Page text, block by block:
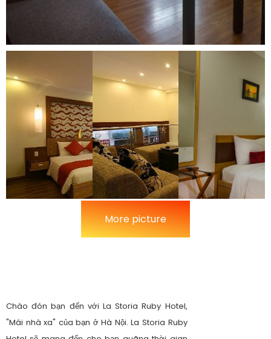
More picture
Chào đón bạn đến với La Storia Ruby Hotel,
"Mái nhà xa" của bạn ở Hà Nội. La Storia Ruby